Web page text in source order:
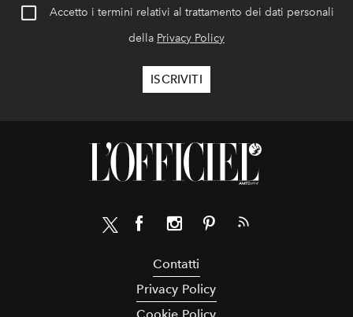
Accetto i termini relativi al trattamento dei dati personali
della Privacy Policy
Contatti
Privacy Policy
Cookie Policy